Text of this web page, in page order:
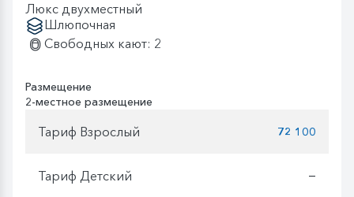
Люкс двухместный
Шлюпочная
Свободных кают: 2
Размещение
2-местное размещение
Тариф Взрослый 72 100
Тариф Детский —